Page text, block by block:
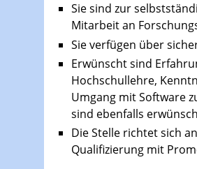
Sie sind zur
Mitarbeit an
Sie verfügen über
Erwünscht sind
Hochschullehre,
Umgang mit Software
sind ebenfalls
Die Stelle richtet sich
Qualifizierung mit